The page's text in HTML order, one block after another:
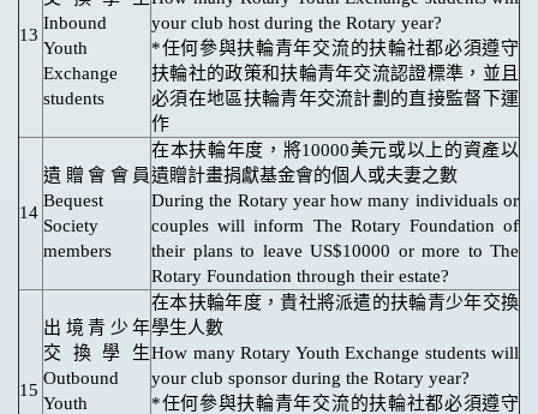
13
Inbound
Youth
Exchange
students
your club host during the Rotary year?
*任何參與扶輪青年交流的扶輪社都必須遵守
扶輪社的政策和扶輪青年交流認證標準，並且
必須在地區扶輪青年交流計劃的直接監督下運
作
14
遺贈會會員
Bequest
Society
members
在本扶輪年度，將10000美元或以上的資產以
遺贈計畫捐獻基金會的個人或夫妻之數
During the Rotary year how many individuals or
couples will inform The Rotary Foundation of
their plans to leave US$10000 or more to The
Rotary Foundation through their estate?
15
出境青少年
交換學生
Outbound
Youth
在本扶輪年度，貴社將派遣的扶輪青少年交換
學生人數
How many Rotary Youth Exchange students will
your club sponsor during the Rotary year?
*任何參與扶輪青年交流的扶輪社都必須遵守